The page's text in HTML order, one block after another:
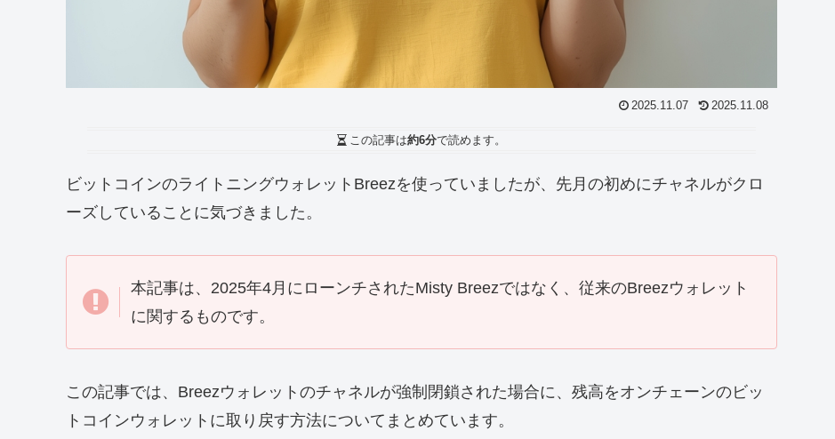
2025.11.07 2025.11.08
この記事は約6分で読めます。
ビットコインのライトニングウォレットBreezを使っていましたが、先月の初めにチャネルがクロ
ーズしていることに気づきました。
本記事は、2025年4月にローンチされたMisty Breezではなく、従来のBreezウォレット
に関するものです。
この記事では、Breezウォレットのチャネルが強制閉鎖された場合に、残高をオンチェーンのビッ
トコインウォレットに取り戻す方法についてまとめています。